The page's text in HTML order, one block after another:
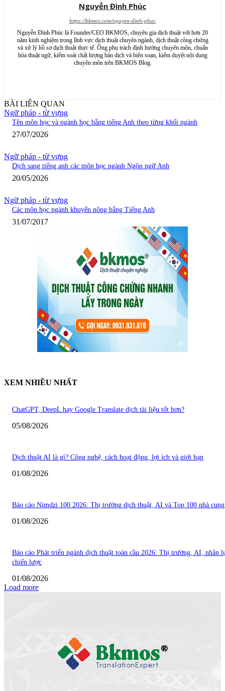
Nguyễn Đình Phúc
https://bkmos.com/nguyen-dinh-phuc
Nguyễn Đình Phúc là Founder/CEO BKMOS, chuyên gia dịch thuật với hơn 20
năm kinh nghiệm trong lĩnh vực dịch thuật chuyên ngành, dịch thuật công chứng
và xử lý hồ sơ dịch thuật thực tế. Ông phụ trách định hướng chuyên môn, chuẩn
hóa thuật ngữ, kiểm soát chất lượng bản dịch và biên soạn, kiểm duyệt nội dung
chuyên môn trên BKMOS Blog.
BÀI LIÊN QUAN
Ngữ pháp - từ vựng
Tên môn học và ngành học bằng tiếng Anh theo từng khối ngành
27/07/2026
Ngữ pháp - từ vựng
Dịch sang tiếng anh các môn học ngành Ngôn ngữ Anh
20/05/2026
Ngữ pháp - từ vựng
Các môn học ngành khuyến nông bằng Tiếng Anh
31/07/2017
XEM NHIỀU NHẤT
ChatGPT, DeepL hay Google Translate dịch tài liệu tốt hơn?
05/08/2026
Dịch thuật AI là gì? Công nghệ, cách hoạt động, lợi ích và giới hạn
01/08/2026
Báo cáo Nimdzi 100 2026: Thị trường dịch thuật, AI và Top 100 nhà cung
01/08/2026
Báo cáo Phát triển ngành dịch thuật toàn cầu 2026: Thị trường, AI, nhân
chiến lược
01/08/2026
Load more